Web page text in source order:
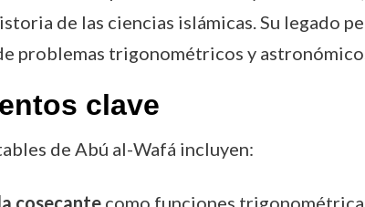
de las ciencias islámicas. Su legado
problemas trigonométricos y
clave
de Abú al-Wafá incluyen: